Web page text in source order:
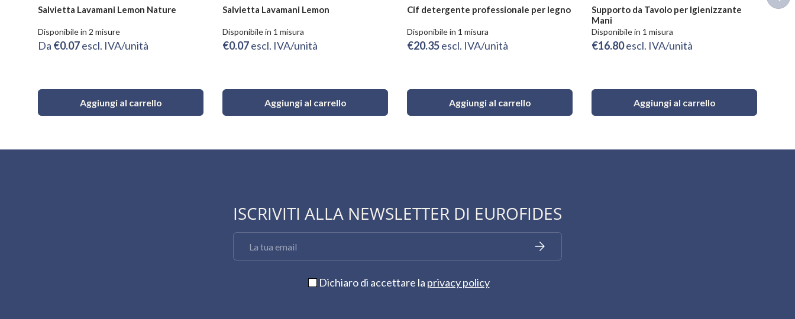
Salvietta Lavamani Lemon Nature
Disponibile in 2 misure
Da €0.07escl. IVA/unità
Aggiungi al carrello
Salvietta Lavamani Lemon
Disponibile in 1 misura
€0.07escl. IVA/unità
Aggiungi al carrello
Cif detergente professionale per legno
Disponibile in 1 misura
€20.35escl. IVA/unità
Aggiungi al carrello
Supporto da Tavolo per Igienizzante
Mani
Disponibile in 1 misura
€16.80escl. IVA/unità
Aggiungi al carrello
ISCRIVITI ALLA NEWSLETTER DI EUROFIDES
Iscriviti
Dichiaro di accettare la privacy policy